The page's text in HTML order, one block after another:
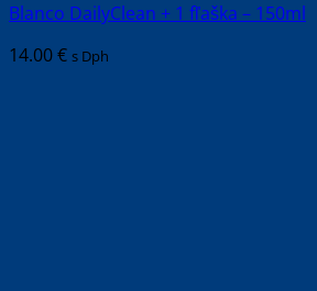
Blanco DailyClean + 1 fľaška – 150ml
14.00€ s Dph